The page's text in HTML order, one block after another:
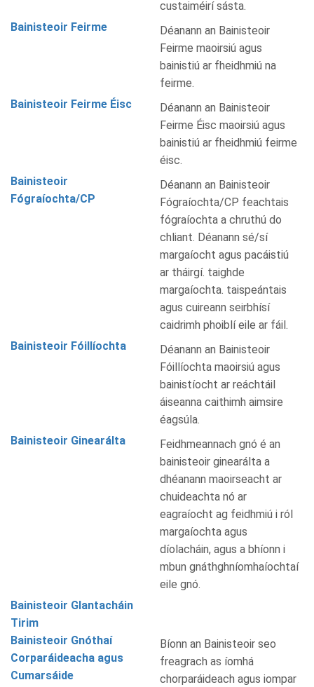
custaiméirí sásta.
Bainisteoir Feirme
Déanann an Bainisteoir
Feirme maoirsiú agus
bainistiú ar fheidhmiú na
feirme.
Bainisteoir Feirme Éisc
Déanann an Bainisteoir
Feirme Éisc maoirsiú agus
bainistiú ar fheidhmiú feirme
éisc.
Bainisteoir
Fógraíochta/CP
Déanann an Bainisteoir
Fógraíochta/CP feachtais
fógraíochta a chruthú do
chliant. Déanann sé/sí
margaíocht agus pacáistiú
ar tháirgí. taighde
margaíochta. taispeántais
agus cuireann seirbhísí
caidrimh phoiblí eile ar fáil.
Bainisteoir Fóillíochta
Déanann an Bainisteoir
Fóillíochta maoirsiú agus
bainistíocht ar reáchtáil
áiseanna caithimh aimsire
éagsúla.
Bainisteoir Ginearálta
Feidhmeannach gnó é an
bainisteoir ginearálta a
dhéanann maoirseacht ar
chuideachta nó ar
eagraíocht ag feidhmiú i ról
margaíochta agus
díolacháin, agus a bhíonn i
mbun gnáthghníomhaíochtaí
eile gnó.
Bainisteoir Glantacháin
Tirim
Bainisteoir Gnóthaí
Corparáideacha agus
Cumarsáide
Bíonn an Bainisteoir seo
freagrach as íomhá
chorparáideach agus iompar